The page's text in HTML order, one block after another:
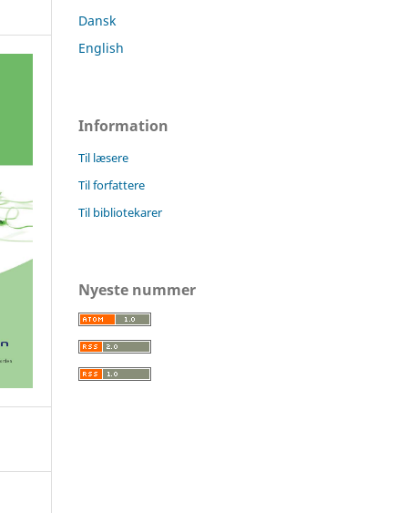
Dansk
English
Information
Til læsere
Til forfattere
Til bibliotekarer
Nyeste nummer